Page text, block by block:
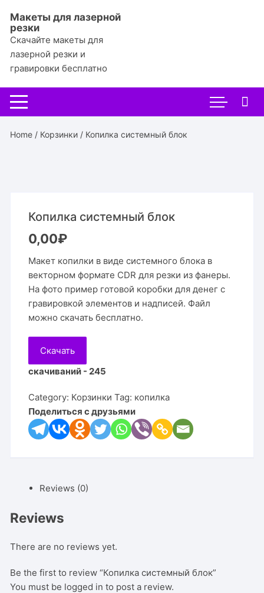
содержимому
Макеты для лазерной
резки
Скачайте макеты для
лазерной резки и
гравировки бесплатно
Home / Корзинки / Копилка системный блок
Копилка системный блок
0,00₽
Макет копилки в виде системного блока в
векторном формате CDR для резки из фанеры.
На фото пример готовой коробки для денег с
гравировкой элементов и надписей. Файл
можно скачать бесплатно.
Скачать
скачиваний - 245
Category: Корзинки Tag: копилка
Поделиться с друзьями
Reviews (0)
Reviews
There are no reviews yet.
Be the first to review “Копилка системный блок”
You must be logged in to post a review.